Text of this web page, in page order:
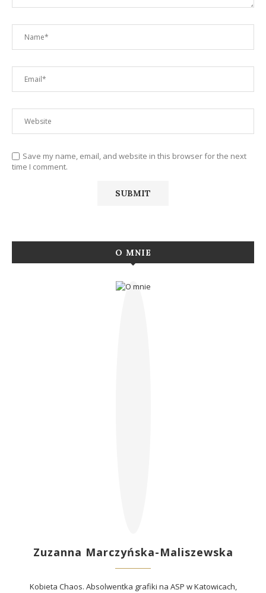
Save my name, email, and website in this browser for the next
time I comment.
O MNIE
Zuzanna Marczyńska-Maliszewska
Kobieta Chaos. Absolwentka grafiki na ASP w Katowicach,